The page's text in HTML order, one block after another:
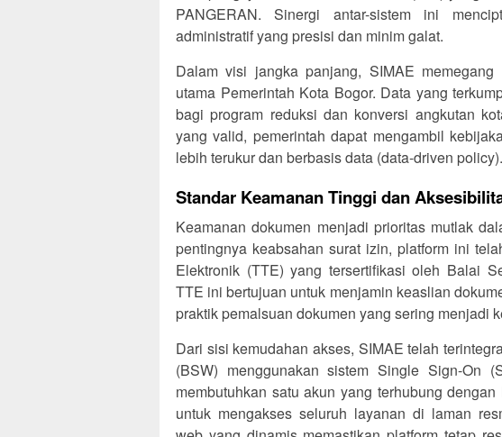
PANGERAN. Sinergi antar-sistem ini
administratif yang presisi dan minim galat.
Dalam visi jangka panjang, SIMAE
utama Pemerintah Kota Bogor. Data yang
bagi program reduksi dan konversi angkutan
yang valid, pemerintah dapat mengambil
lebih terukur dan berbasis data (data-driven policy).
Standar Keamanan Tinggi dan
Keamanan dokumen menjadi prioritas mutlak
pentingnya keabsahan surat izin, platform ini
Elektronik (TTE) yang tersertifikasi oleh Balai
TTE ini bertujuan untuk menjamin keaslian
praktik pemalsuan dokumen yang sering menjadi
Dari sisi kemudahan akses, SIMAE telah
(BSW) menggunakan sistem Single Sign-On
membutuhkan satu akun yang terhubung
untuk mengakses seluruh layanan di laman